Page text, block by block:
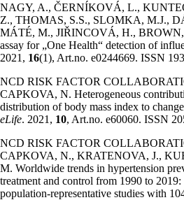
NAGY, A., ČERNÍKOVÁ, L.,
Z., THOMAS, S.S., SLOMKA, M.J.,
MÁTÉ, M., JIŘINCOVÁ, H., BROWN,
assay for „One Health“ detection of
2021, 16(1), Art.no. e0244669. ISSN
NCD RISK FACTOR
CAPKOVA, N. Heterogeneous
distribution of body mass index to
eLife. 2021, 10, Art.no. e60060. ISSN
NCD RISK FACTOR
CAPKOVA, N., KRATENOVA, J.,
M. Worldwide trends in hypertension
treatment and control from 1990 to
population-representative studies with